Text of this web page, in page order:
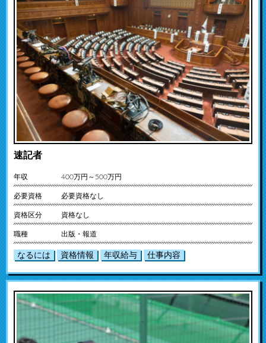
速記者
年収 400万円～500万円
必要資格 必要資格なし
資格区分 資格なし
職種 出版・報道
なるには 資格情報 年収給与 仕事内容